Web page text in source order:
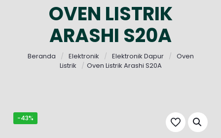
OVEN LISTRIK
ARASHI S20A
Beranda / Elektronik / Elektronik Dapur / Oven
Listrik
/ Oven Listrik Arashi S20A
-43%